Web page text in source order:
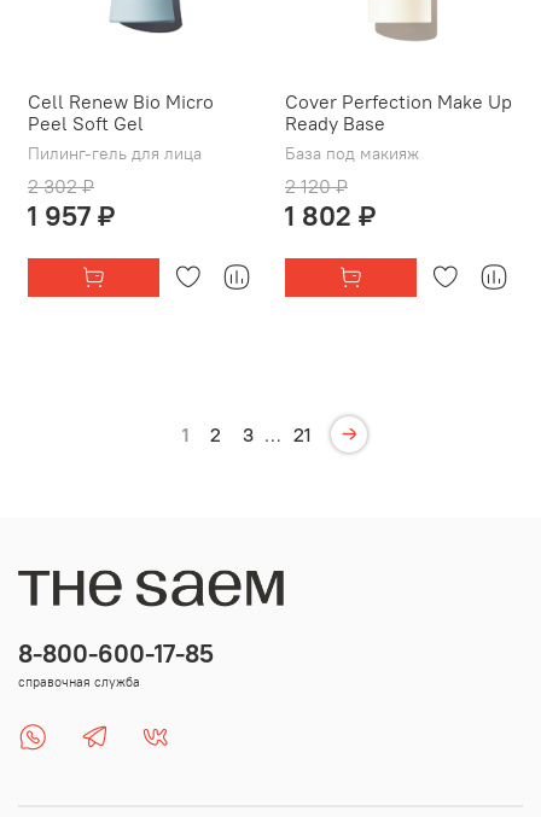
Cell Renew Bio Micro
Peel Soft Gel
Пилинг-гель для лица
2 302 ₽
1 957 ₽
Cover Perfection Make Up
Ready Base
База под макияж
2 120 ₽
1 802 ₽
1 2 3 … 21
8-800-600-17-85
справочная служба